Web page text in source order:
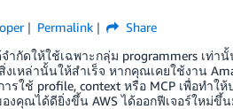
Permalink
Share
กัดให้ใช้เฉพาะกลุ่ม programmers เท่า
เหล่านั้นให้สำเร็จ หากคุณเคยใช้งาน
รใช้ profile, context หรือ MCP เพื่อทำ
งคุณได้ดียิ่งขึ้น AWS ได้ออกฟีเจอร์ใหม่